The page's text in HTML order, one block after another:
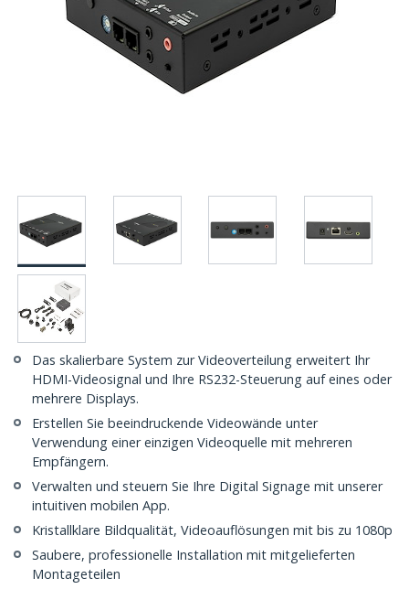
Das skalierbare System zur Videoverteilung erweitert Ihr
HDMI-Videosignal und Ihre RS232-Steuerung auf eines oder
mehrere Displays.
Erstellen Sie beeindruckende Videowände unter
Verwendung einer einzigen Videoquelle mit mehreren
Empfängern.
Verwalten und steuern Sie Ihre Digital Signage mit unserer
intuitiven mobilen App.
Kristallklare Bildqualität, Videoauflösungen mit bis zu 1080p
Saubere, professionelle Installation mit mitgelieferten
Montageteilen